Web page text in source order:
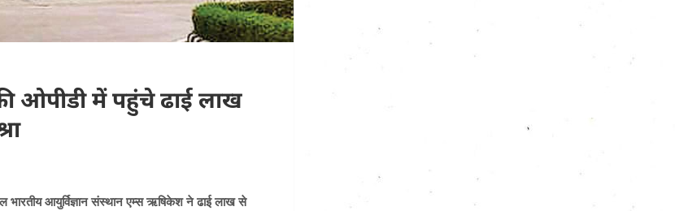
ओपीडी में पहुंचे ढाई लाख
आयुर्विज्ञान संस्थान एम्स ऋषिकेश ने ढाई लाख से